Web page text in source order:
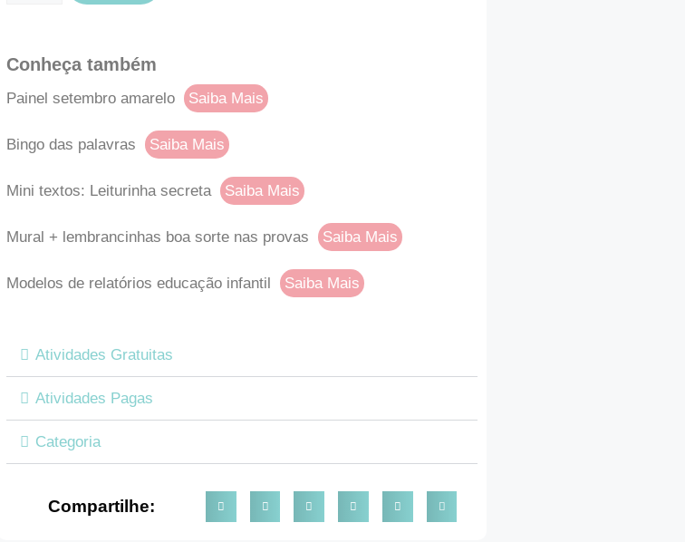
Conheça também
Painel setembro amarelo Saiba Mais
Bingo das palavras Saiba Mais
Mini textos: Leiturinha secreta Saiba Mais
Mural + lembrancinhas boa sorte nas provas Saiba Mais
Modelos de relatórios educação infantil Saiba Mais
Atividades Gratuitas
Atividades Pagas
Categoria
Compartilhe: